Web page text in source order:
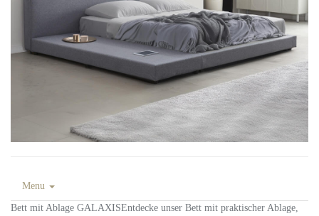
Menu
Bett mit Ablage GALAXISEntdecke unser Bett mit praktischer Ablage,